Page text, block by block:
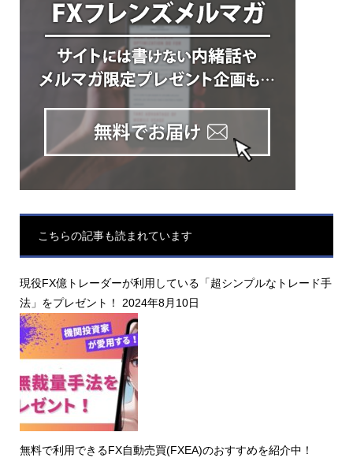
こちらの記事も読まれています
現役FX億トレーダーが利用している「超シンプルなトレード手
法」をプレゼント！
2024年8月10日
無料で利用できるFX自動売買(FXEA)のおすすめを紹介中！